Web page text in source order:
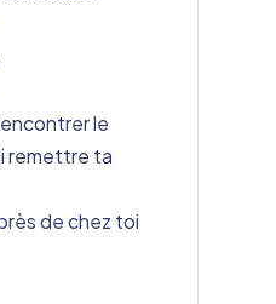
le
remettre ta
de chez toi